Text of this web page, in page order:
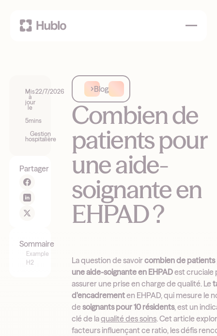
Mis
à
jour
le
22/7/2026
5mins
Gestion
hospitalière
Partager
Sommaire
Example
H2
Blog
Combien de
patients pour
une aide-
soignante en
EHPAD ?
La question de savoircombien de patients
une aide-soignante en EHPADest cruciale
assurer une prise en charge de qualité. Le
d'encadrementen EHPAD, qui mesure le
desoignants pour 10 résidents, est un
clé de laqualité des soins. Cet article
facteurs influençant ce ratio, les défis